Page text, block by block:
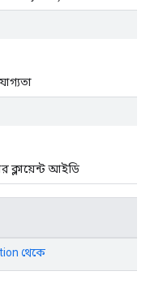
ক্লায়েন্ট আইডি
থেকে